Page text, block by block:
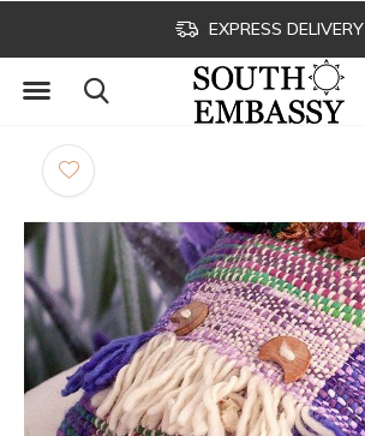
EXPRESS DELIVERY